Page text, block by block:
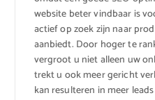
website beter vindbaar is
actief op zoek zijn naar
aanbiedt. Door hoger te
vergroot u niet alleen uw
trekt u ook meer gericht
kan resulteren in meer